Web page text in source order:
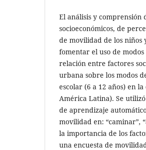
El análisis y comprensión
socioeconómicos, de
de movilidad de los niños
fomentar el uso de
relación entre factores
urbana sobre los modos
escolar (6 a 12 años) en
América Latina). Se
de aprendizaje
movilidad en: “caminar”,
la importancia de los
una encuesta de